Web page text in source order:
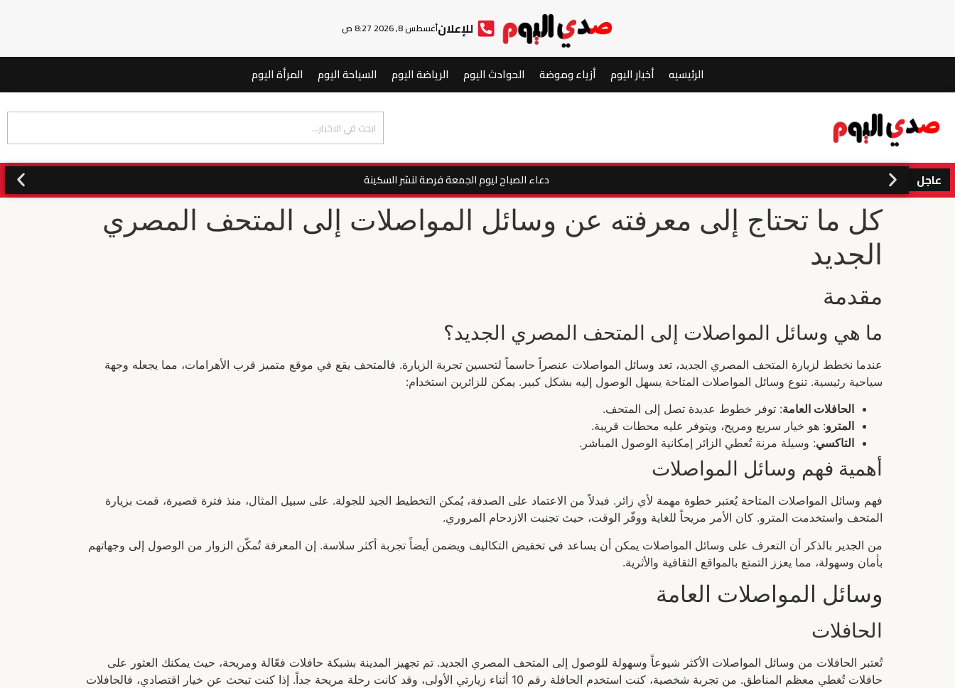
للإعلانأغسطس 8, 2026 8:27 ص
الرئيسيه أخبار اليوم أزياء وموضة الحوادث اليوم الرياضة اليوم السياحة اليوم المرأة اليوم
عاجل دعاء الصباح ليوم الجمعة فرصة لنشر السكينة
كل ما تحتاج إلى معرفته عن وسائل المواصلات إلى المتحف المصري
الجديد
مقدمة
ما هي وسائل المواصلات إلى المتحف المصري الجديد؟
عندما نخطط لزيارة المتحف المصري الجديد، تعد وسائل المواصلات عنصراً حاسماً لتحسين تجربة الزيارة. فالمتحف يقع في موقع متميز قرب الأهرامات، مما يجعله وجهة
سياحية رئيسية. تنوع وسائل المواصلات المتاحة يسهل الوصول إليه بشكل كبير. يمكن للزائرين استخدام:
الحافلات العامة: توفر خطوط عديدة تصل إلى المتحف.
المترو: هو خيار سريع ومريح، ويتوفر عليه محطات قريبة.
التاكسي: وسيلة مرنة تُعطي الزائر إمكانية الوصول المباشر.
أهمية فهم وسائل المواصلات
فهم وسائل المواصلات المتاحة يُعتبر خطوة مهمة لأي زائر. فبدلاً من الاعتماد على الصدفة، يُمكن التخطيط الجيد للجولة. على سبيل المثال، منذ فترة قصيرة، قمت بزيارة
المتحف واستخدمت المترو. كان الأمر مريحاً للغاية ووفّر الوقت، حيث تجنبت الازدحام المروري.
من الجدير بالذكر أن التعرف على وسائل المواصلات يمكن أن يساعد في تخفيض التكاليف ويضمن أيضاً تجربة أكثر سلاسة. إن المعرفة تُمكّن الزوار من الوصول إلى وجهاتهم
بأمان وسهولة، مما يعزز التمتع بالمواقع الثقافية والأثرية.
وسائل المواصلات العامة
الحافلات
تُعتبر الحافلات من وسائل المواصلات الأكثر شيوعاً وسهولة للوصول إلى المتحف المصري الجديد. تم تجهيز المدينة بشبكة حافلات فعّالة ومريحة، حيث يمكنك العثور على
حافلات تُغطي معظم المناطق. من تجربة شخصية، كنت استخدم الحافلة رقم 10 أثناء زيارتي الأولى، وقد كانت رحلة مريحة جداً. إذا كنت تبحث عن خيار اقتصادي، فالحافلات